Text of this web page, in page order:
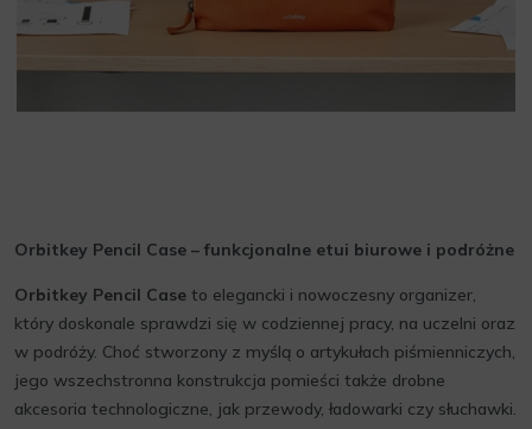
Orbitkey Pencil Case – funkcjonalne etui biurowe i podróżne
Orbitkey Pencil Case to elegancki i nowoczesny organizer,
który doskonale sprawdzi się w codziennej pracy, na uczelni oraz
w podróży. Choć stworzony z myślą o artykułach piśmienniczych,
jego wszechstronna konstrukcja pomieści także drobne
akcesoria technologiczne, jak przewody, ładowarki czy słuchawki.